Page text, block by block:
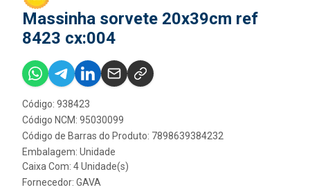
Massinha sorvete 20x39cm ref
8423 cx:004
Código: 938423
Código NCM: 95030099
Código de Barras do Produto: 7898639384232
Embalagem: Unidade
Caixa Com: 4 Unidade(s)
Fornecedor: GAVA